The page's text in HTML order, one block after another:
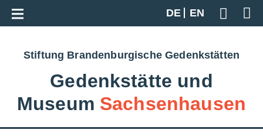
DE
EN
Geben
Zur Gesamtübersicht
Stiftung Brandenburgische Gedenkstätten
Gedenkstätte und
Museum Sachsenhausen